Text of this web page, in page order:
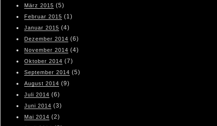
März 2015 (5)
Februar 2015 (1)
Januar 2015 (4)
Dezember 2014 (6)
November 2014 (4)
Oktober 2014 (7)
September 2014 (5)
August 2014 (9)
Juli 2014 (6)
Juni 2014 (3)
Mai 2014 (2)